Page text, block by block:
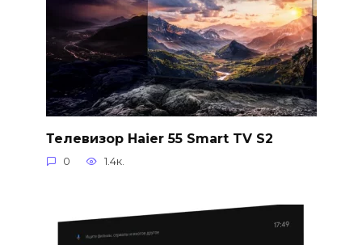
Телевизор Haier 55 Smart TV S2
0 1.4к.